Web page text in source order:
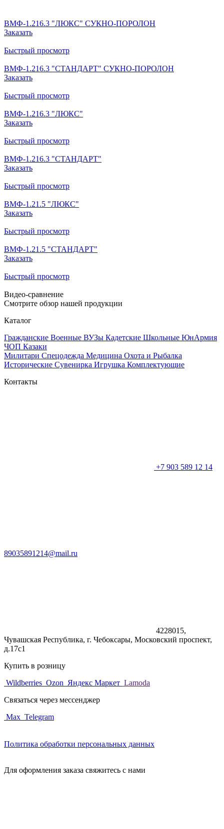
ВМФ-1.216.3 "ЛЮКС" СУКНО-ПОРОЛОН
Заказать
Быстрый просмотр
ВМФ-1.216.3 "СТАНДАРТ" СУКНО-ПОРОЛОН
Заказать
Быстрый просмотр
ВМФ-1.216.3 "ЛЮКС"
Заказать
Быстрый просмотр
ВМФ-1.216.3 "СТАНДАРТ"
Заказать
Быстрый просмотр
ВМФ-1.21.5 "ЛЮКС"
Заказать
Быстрый просмотр
ВМФ-1.21.5 "СТАНДАРТ"
Заказать
Быстрый просмотр
Видео-сравнение
Смотрите обзор нашей продукции
Каталог
Гражданские Военные ВУЗы Кадетские Школьные ЮнАрмия
ЧОП Казаки
Милитари Спецодежда Медицина Охота и Рыбалка
Исторические Сувенирка Игрушка Комплектующие
Контакты
+7 903 589 12 14
89035891214@mail.ru
4228015,
Чувашская Республика, г. Чебоксары, Московский проспект,
д.17с1
Купить в розницу
Wildberries Ozon Яндекс Маркет Lamoda
Связаться через мессенджер
Max Telegram
Политика обработки персональных данных
Для оформления заказа свяжитесь с нами